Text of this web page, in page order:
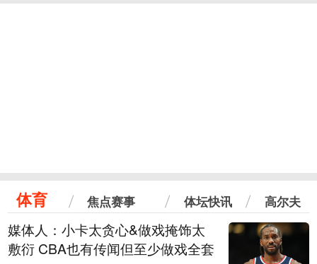
体育 焦点赛事 体坛快讯 高尔夫
媒体人：小卡太贪心&做戏掩饰太
敷衍 CBA也有传闻但至少做戏全套